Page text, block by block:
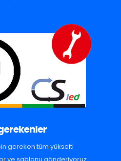
gereken tüm yükselti